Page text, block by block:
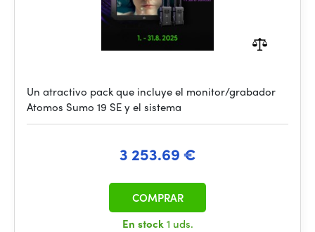
Un atractivo pack que incluye el monitor/grabador
Atomos Sumo 19 SE y el sistema
3 253.69 €
En stock1 uds.
COMPRAR